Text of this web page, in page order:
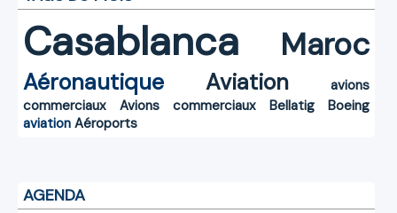
Casablanca Maroc
Aéronautique Aviation
avions
commerciaux
Avions commerciaux Bellatig
Boeing
aviation Aéroports
AGENDA